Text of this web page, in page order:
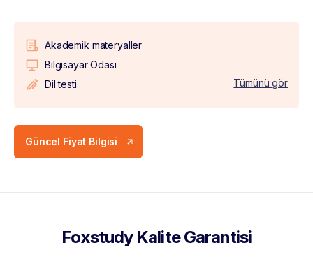
Akademik materyaller
Bilgisayar Odası
Dil testi
Tümünü gör
Güncel Fiyat Bilgisi
Foxstudy Kalite Garantisi